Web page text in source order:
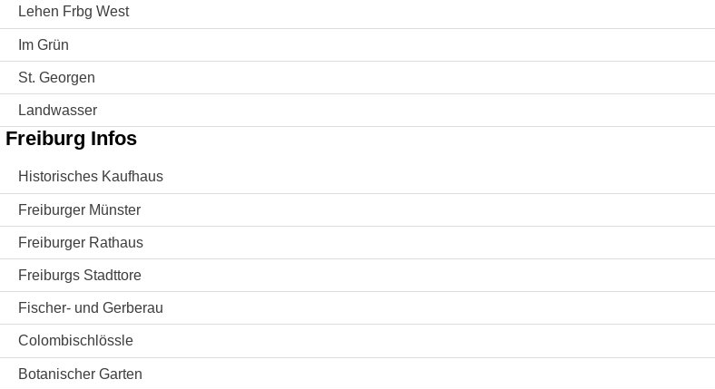
Lehen Frbg West
Im Grün
St. Georgen
Landwasser
Freiburg Infos
Historisches Kaufhaus
Freiburger Münster
Freiburger Rathaus
Freiburgs Stadttore
Fischer- und Gerberau
Colombischlössle
Botanischer Garten